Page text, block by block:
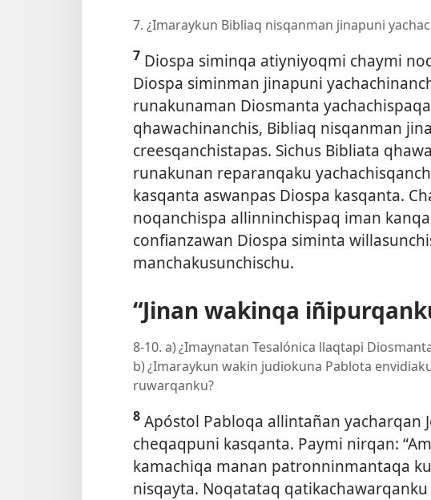
7. ¿Imaraykun Bibliaq nisqanman jinapuni
7 Diospa siminqa atiyniyoqmi chaymi
Diospa siminman jinapuni
runakunaman Diosmanta
qhawachinanchis, Bibliaq nisqanman
creesqanchistapas. Sichus Bibliata
runakunan reparanqaku
kasqanta aswanpas Diospa kasqanta.
noqanchispa allinninchispaq iman
confianzawan Diospa siminta
manchakusunchischu.
“Jinan wakinqa
8-10. a) ¿Imaynatan Tesalónica llaqtapi
b) ¿Imaraykun wakin judiokuna Pablota
ruwarqanku?
8 Apóstol Pabloqa allintañan yacharqan
cheqaqpuni kasqanta. Paymi nirqan:
kamachiqa manan patronninmantaqa
nisqayta. Noqatataq